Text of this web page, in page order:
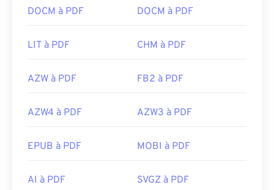
DOCM à PDF DOCM à PDF
LIT à PDF CHM à PDF
AZW à PDF FB2 à PDF
AZW4 à PDF AZW3 à PDF
EPUB à PDF MOBI à PDF
AI à PDF SVGZ à PDF